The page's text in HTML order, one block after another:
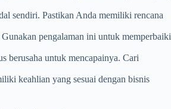
sendiri. Pastikan Anda memiliki rencana
pengalaman ini untuk memperbaiki
berusaha untuk mencapainya. Cari
keahlian yang sesuai dengan bisnis